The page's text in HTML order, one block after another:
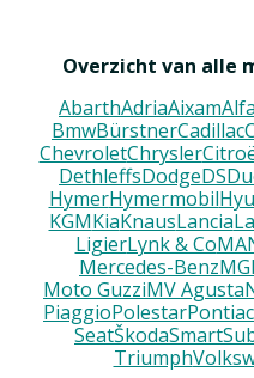
Overzicht van alle
AbarthAdriaAixam
BmwBürstnerCadillac
ChevroletChrysler
DethleffsDodgeDS
HymerHymermobil
KGMKiaKnausLancia
LigierLynk & Co
Mercedes-BenzMG
Moto GuzziMV Agusta
PiaggioPolestarPontiac
SeatŠkodaSmart
Triumph